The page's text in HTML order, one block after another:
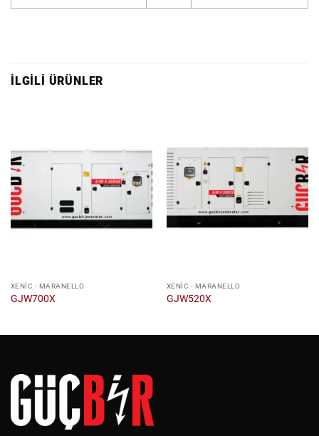
İLGILI ÜRÜNLER
XENIC - MARANELLO
GJW700X
XENIC - MARANELLO
GJW520X